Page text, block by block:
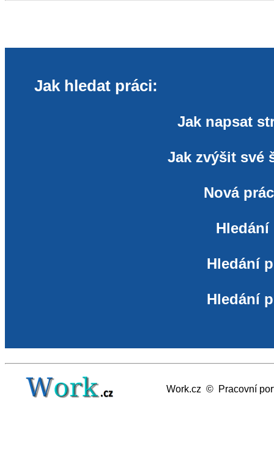
Jak hledat práci:
Jak napsat
Jak zvýšit své
Nová
Hledání
Hledání
Work.cz © Pracovní